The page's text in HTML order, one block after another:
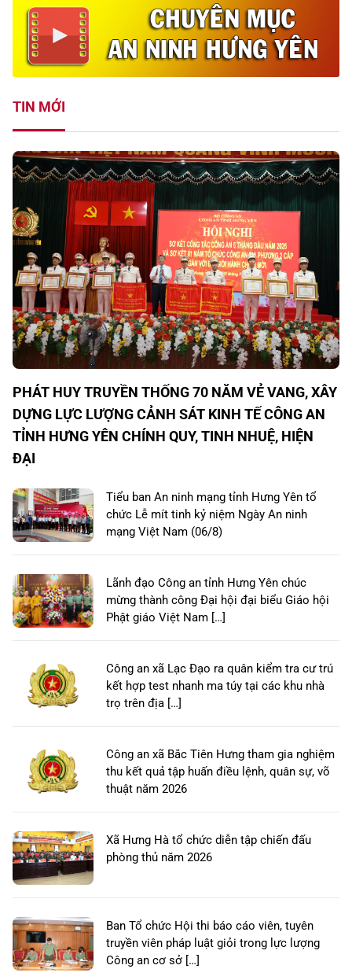
TIN MỚI
PHÁT HUY TRUYỀN THỐNG 70 NĂM VẺ VANG, XÂY
DỰNG LỰC LƯỢNG CẢNH SÁT KINH TẾ CÔNG AN
TỈNH HƯNG YÊN CHÍNH QUY, TINH NHUỆ, HIỆN
ĐẠI
Tiểu ban An ninh mạng tỉnh Hưng Yên tổ
chức Lễ mít tinh kỷ niệm Ngày An ninh
mạng Việt Nam (06/8)
Lãnh đạo Công an tỉnh Hưng Yên chúc
mừng thành công Đại hội đại biểu Giáo hội
Phật giáo Việt Nam […]
Công an xã Lạc Đạo ra quân kiểm tra cư trú
kết hợp test nhanh ma túy tại các khu nhà
trọ trên địa […]
Công an xã Bắc Tiên Hưng tham gia nghiệm
thu kết quả tập huấn điều lệnh, quân sự, võ
thuật năm 2026
Xã Hưng Hà tổ chức diễn tập chiến đấu
phòng thủ năm 2026
Ban Tổ chức Hội thi báo cáo viên, tuyên
truyền viên pháp luật giỏi trong lực lượng
Công an cơ sở […]